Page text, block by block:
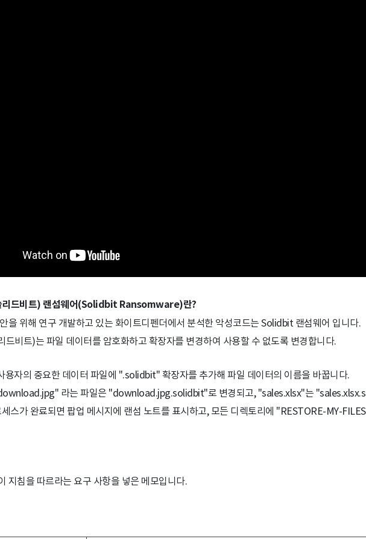
드비트) 랜섬웨어(Solidbit Ransomware)란?
을 위해 연구 개발하고 있는 화이트디펜더에서 분석한 악성코드는 Solidbit 랜섬웨어 입니다.
비트)는 파일 데이터를 암호화하고 확장자를 변경하여 사용할 수 없도록 변경합니다.
자의 중요한 데이터 파일에 ".solidbit" 확장자를 추가해 파일 데이터의 이름을 바꿉니다.
라는 파일은 "download.jpg.solidbit"로 변경되고, "sales.xlsx"는
스가 완료되면 팝업 메시지에 랜섬 노트를 표시하고, 모든 디렉토리에 "RESTORE-MY-
지침을 따르라는 요구 사항을 넣은 메모입니다.